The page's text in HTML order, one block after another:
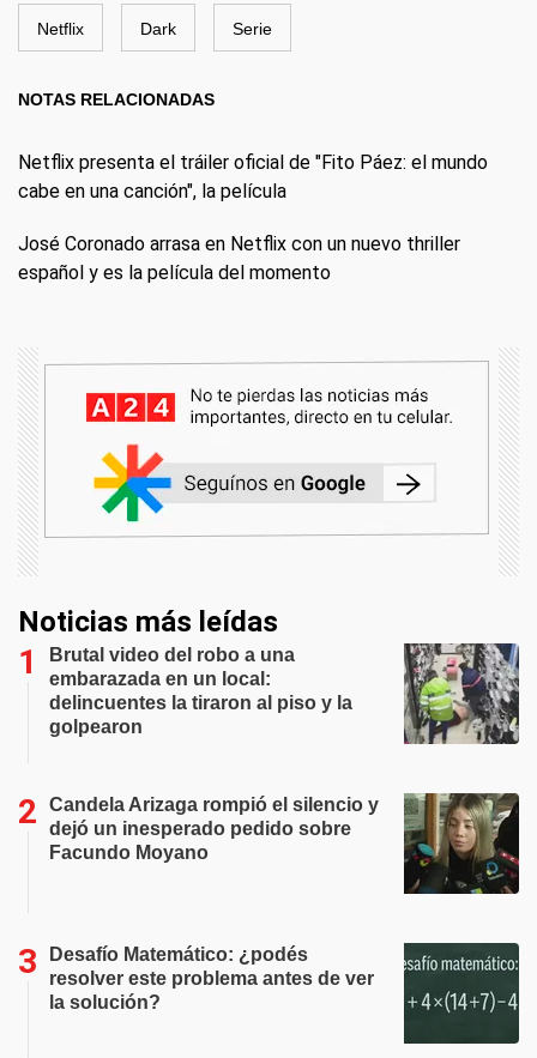
Netflix Dark Serie
NOTAS RELACIONADAS
Netflix presenta el tráiler oficial de "Fito Páez: el mundo
cabe en una canción", la película
José Coronado arrasa en Netflix con un nuevo thriller
español y es la película del momento
Noticias más leídas
Brutal video del robo a una
embarazada en un local:
delincuentes la tiraron al piso y la
golpearon
Candela Arizaga rompió el silencio y
dejó un inesperado pedido sobre
Facundo Moyano
Desafío Matemático: ¿podés
resolver este problema antes de ver
la solución?